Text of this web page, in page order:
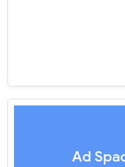
Ad